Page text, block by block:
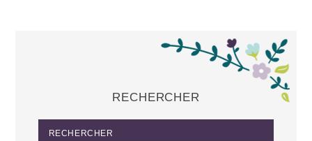
RECHERCHER